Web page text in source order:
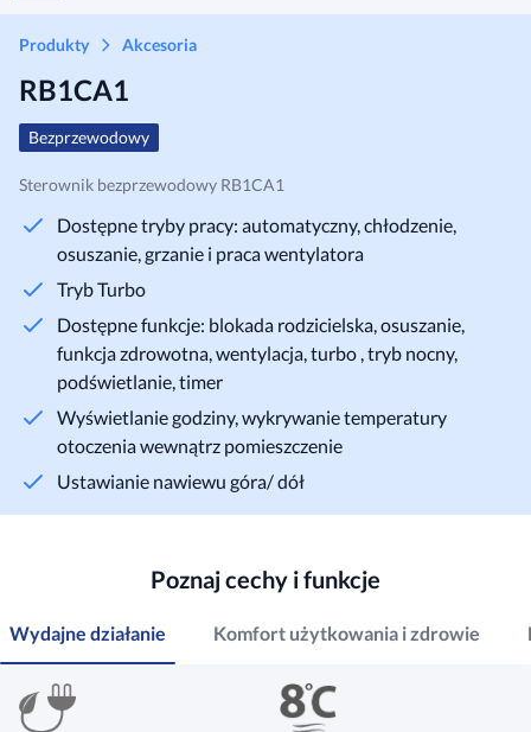
Produkty Akcesoria
RB1CA1
Bezprzewodowy
Sterownik bezprzewodowy RB1CA1
Dostępne tryby pracy: automatyczny, chłodzenie,
osuszanie, grzanie i praca wentylatora
Tryb Turbo
Dostępne funkcje: blokada rodzicielska, osuszanie,
funkcja zdrowotna, wentylacja, turbo , tryb nocny,
podświetlanie, timer
Wyświetlanie godziny, wykrywanie temperatury
otoczenia wewnątrz pomieszczenie
Ustawianie nawiewu góra/ dół
Poznaj cechy i funkcje
Wydajne działanie Komfort użytkowania i zdrowie